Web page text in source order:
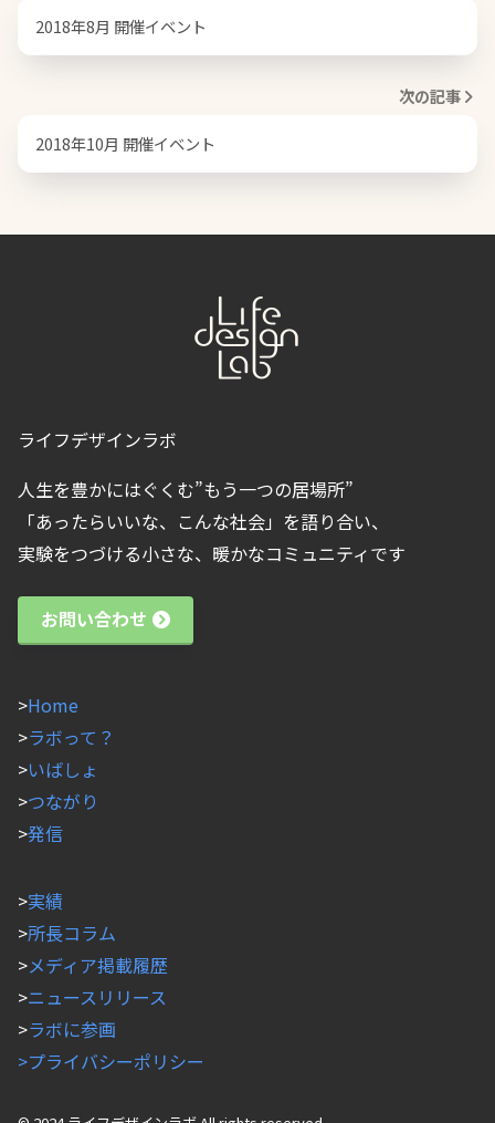
2018年8月 開催イベント
次の記事
2018年10月 開催イベント
ライフデザインラボ
人生を豊かにはぐくむ”もう一つの居場所”
「あったらいいな、こんな社会」を語り合い、
実験をつづける小さな、暖かなコミュニティです
お問い合わせ
>Home
>ラボって？
>いばしょ
>つながり
>発信
>実績
>所長コラム
>メディア掲載履歴
>ニュースリリース
>ラボに参画
>プライバシーポリシー